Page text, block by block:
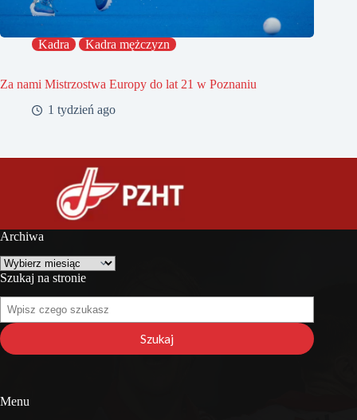
Kadra Kadra mężczyzn
Za nami Mistrzostwa Europy do lat 21 w Poznaniu
1 tydzień ago
Archiwa
Archiwa
Szukaj na stronie
Szukaj
na
stronie
Szukaj
Menu